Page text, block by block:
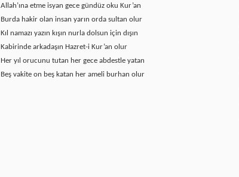
Allah’ına etme isyan gece gündüz oku Kur’an
Burda hakir olan insan yarın orda sultan olur
Kıl namazı yazın kışın nurla dolsun için dışın
Kabirinde arkadaşın Hazret-i Kur’an olur
Her yıl orucunu tutan her gece abdestle yatan
Beş vakite on beş katan her ameli burhan olur